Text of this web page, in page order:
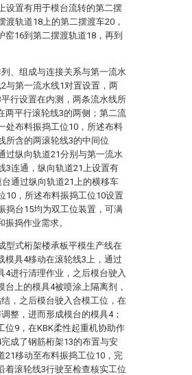
设置有用于模台流转的第二摆
渡轨道18上的第二摆渡车20，
窑16到第二摆渡轨道18，再到
、组成与连接关系与第一流水
与第一流水线1对置设置，两
行设置在内测，两条流水线所
两平行滚轮线3的两侧；第二流
处布料振捣工位10，所述布料
所含的两滚轮线3的中间位
过纵向轨道21分别与第一流水
3连通，纵向轨道21上设置有
通过纵向轨道21上的横移车
10，所述布料振捣工位10设置
捣台15均为双工位装置，可满
捣作业需求。
型式桁架楼承板平模生产线在
模具4移动在滚轮线3上，通过
4进行清理作业，之后模台驶入
上的模具4被喷涂上隔离剂，
，之后模台驶入合模工位，在
整，进而形成模台的模具4；
位9，在KBK柔性起重机协助作
成了钢筋桁架13的布置与安
21移动至布料振捣工位10，完
着滚轮线3行驶至检查核实工位